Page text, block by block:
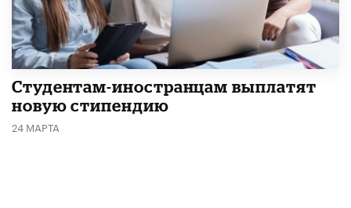
Студентам-иностранцам выплатят
новую стипендию
24 МАРТА